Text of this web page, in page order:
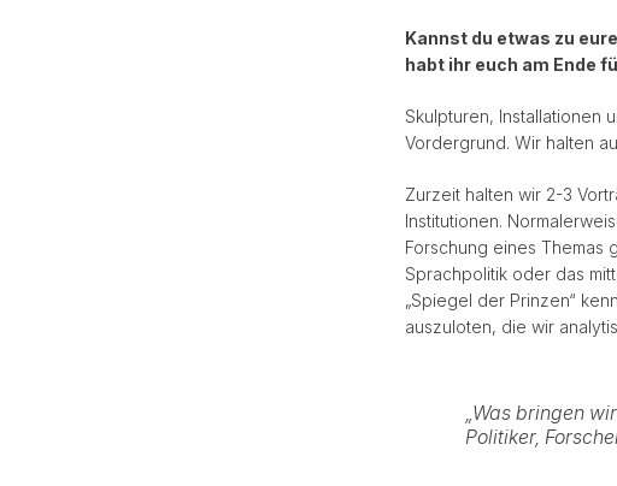
Kannst du etwas zu
habt ihr euch am Ende
Skulpturen, Installationen
Vordergrund. Wir halten
Zurzeit halten wir 2-3
Institutionen.
Forschung eines Themas
Sprachpolitik oder das
„Spiegel der Prinzen“
auszuloten, die wir
„Was bringen
Politiker,